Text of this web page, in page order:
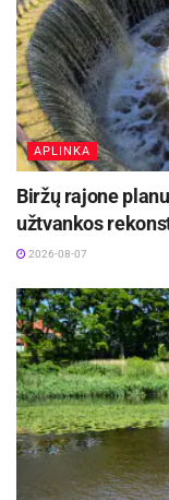
APLINKA
Biržų rajone
užtvankos
2026-08-07